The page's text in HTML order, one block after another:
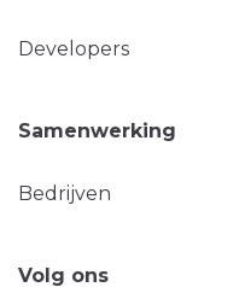
Developers
Samenwerking
Bedrijven
Volg ons